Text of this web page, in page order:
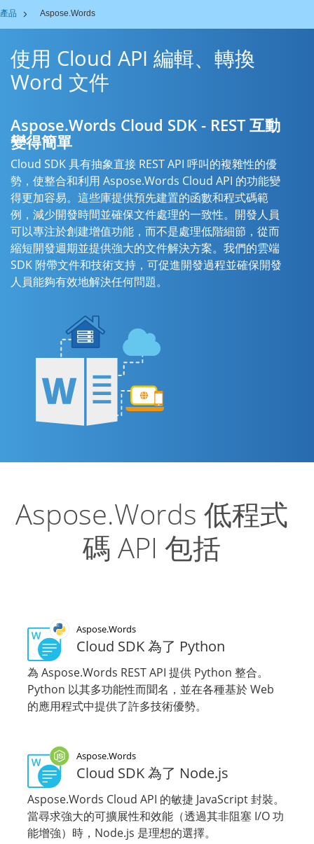
產品 Aspose.Words
使用 Cloud API 編輯、轉換
Word 文件
Aspose.Words Cloud SDK - REST 互動
變得簡單
Cloud SDK 具有抽象直接 REST API 呼叫的複雜性的優
勢，使整合和利用 Aspose.Words Cloud API 的功能變
得更加容易。這些庫提供預先建置的函數和程式碼範
例，減少開發時間並確保文件處理的一致性。開發人員
可以專注於創建增值功能，而不是處理低階細節，從而
縮短開發週期並提供強大的文件解決方案。我們的雲端
SDK 附帶文件和技術支持，可促進開發過程並確保開發
人員能夠有效地解決任何問題。
Aspose.Words 低程式
碼 API 包括
Aspose.Words
Cloud SDK 為了 Python
為 Aspose.Words REST API 提供 Python 整合。
Python 以其多功能性而聞名，並在各種基於 Web
的應用程式中提供了許多技術優勢。
Aspose.Words
Cloud SDK 為了 Node.js
Aspose.Words Cloud API 的敏捷 JavaScript 封裝。
當尋求強大的可擴展性和效能（透過其非阻塞 I/O 功
能增強）時，Node.js 是理想的選擇。